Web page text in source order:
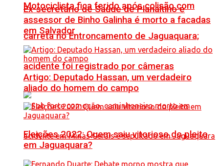
Motociclista fica ferido após colisão com
carreta no Entroncamento de Jaguaquara;
acidente foi registrado por câmeras
Ex-secretário de Saúde de Planaltino e
assessor de Binho Galinha é morto a facadas
em Salvador
Artigo: Deputado Hassan, um verdadeiro
aliado do homem do campo
Eleições 2022: Quem saiu vitorioso do pleito
em Jaguaquara?